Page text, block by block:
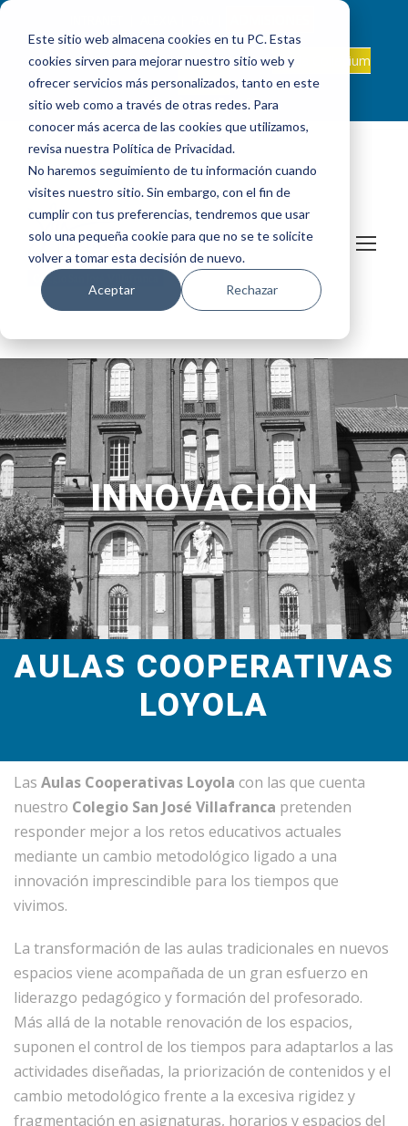
Este sitio web almacena cookies en tu PC. Estas
cookies sirven para mejorar nuestro sitio web y
ofrecer servicios más personalizados, tanto en este
sitio web como a través de otras redes. Para
conocer más acerca de las cookies que utilizamos,
revisa nuestra Política de Privacidad.
No haremos seguimiento de tu información cuando
visites nuestro sitio. Sin embargo, con el fin de
cumplir con tus preferencias, tendremos que usar
solo una pequeña cookie para que no se te solicite
volver a tomar esta decisión de nuevo.
Aceptar Rechazar
ES +34 924 524 001
sanjosevillafranca@fundacionloyola.es | Onda Collegium
Podcast
INNOVACIÓN
AULAS COOPERATIVAS
LOYOLA
Las Aulas Cooperativas Loyola con las que cuenta
nuestro Colegio San José Villafranca pretenden
responder mejor a los retos educativos actuales
mediante un cambio metodológico ligado a una
innovación imprescindible para los tiempos que
vivimos.
La transformación de las aulas tradicionales en nuevos
espacios viene acompañada de un gran esfuerzo en
liderazgo pedagógico y formación del profesorado.
Más allá de la notable renovación de los espacios,
suponen el control de los tiempos para adaptarlos a las
actividades diseñadas, la priorización de contenidos y el
cambio metodológico frente a la excesiva rigidez y
fragmentación en asignaturas, horarios y espacios del